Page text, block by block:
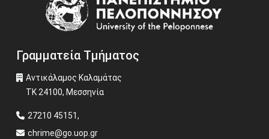
Γραμματεία Τμήματος
Αντικάλαμος Καλαμάτας
ΤΚ 24100, Μεσσηνία
27210 45151,
chrime@go.uop.gr